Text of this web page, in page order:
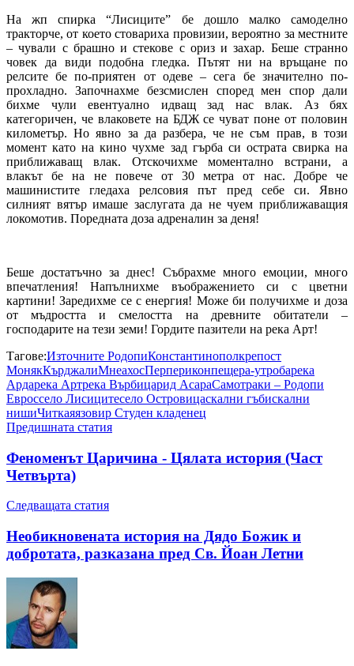
На жп спирка “Лисиците” бе дошло малко самоделно
тракторче, от което стовариха провизии, вероятно за местните
– чували с брашно и стекове с ориз и захар. Беше странно
човек да види подобна гледка. Пътят ни на връщане по
релсите бе по-приятен от одеве – сега бе значително по-
прохладно. Започнахме безсмислен според мен спор дали
бихме чули евентуално идващ зад нас влак. Аз бях
категоричен, че влаковете на БДЖ се чуват поне от половин
километър. Но явно за да разбера, че не съм прав, в този
момент като на кино чухме зад гърба си острата свирка на
приближаващ влак. Отскочихме моментално встрани, а
влакът бе на не повече от 30 метра от нас. Добре че
машинистите гледаха релсовия път пред себе си. Явно
силният вятър имаше заслугата да не чуем приближаващия
локомотив. Поредната доза адреналин за деня!
Беше достатъчно за днес! Събрахме много емоции, много
впечатления! Напълнихме въображението си с цветни
картини! Заредихме се с енергия! Може би получихме и доза
от мъдростта и смелостта на древните обитатели –
господарите на тези земи! Гордите пазители на река Арт!
Тагове:Източните РодопиКонстантинополкрепост
МонякКърджалиМнеахосПерпериконпещера-утробарека
Ардарека Артрека Върбицарид АсараСамотраки – Родопи
Евроссело Лисицитесело Островицаскални гъбискални
нишиЧиткаяязовир Студен кладенец
Предишната статия
Феноменът Царичина - Цялата история (Част
Четвърта)
Следващата статия
Необикновената история на Дядо Божик и
добротата, разказана пред Св. Йоан Летни